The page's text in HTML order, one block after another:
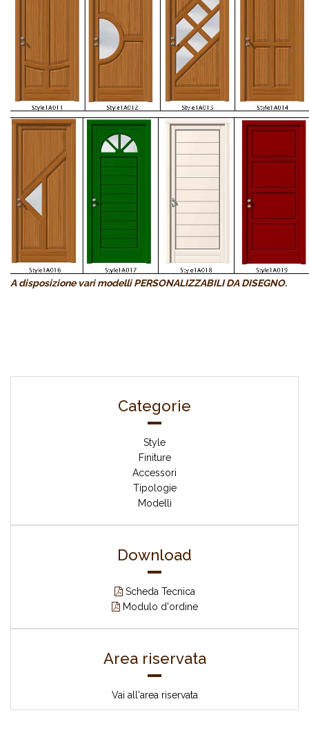
A disposizione vari modelli PERSONALIZZABILI DA DISEGNO.
Categorie
Style
Finiture
Accessori
Tipologie
Modelli
Download
Scheda Tecnica
Modulo d'ordine
Area riservata
Vai all'area riservata